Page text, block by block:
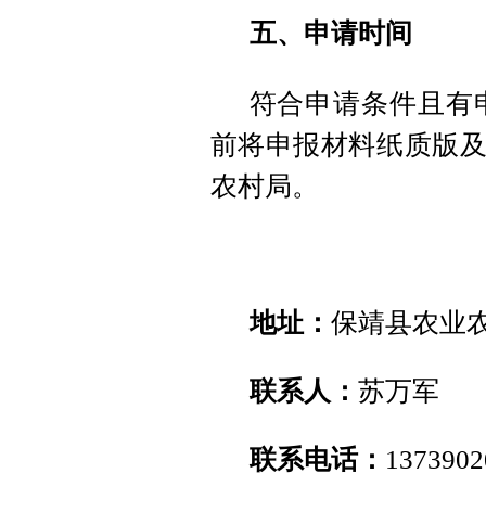
五、申请时间
符合申请条件且有
前将申报材料纸质版
农村局。
地址： 保靖县农业
联系人： 苏万军
联系电话：